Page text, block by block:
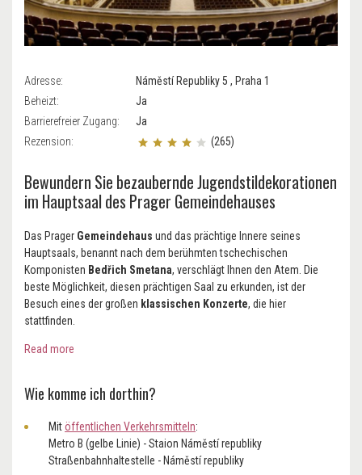
Adresse:
Náměstí Republiky 5 , Praha 1
Beheizt:
Ja
Barrierefreier Zugang:
Ja
Rezension:
(265)
Bewundern Sie bezaubernde Jugendstildekorationen
im Hauptsaal des Prager Gemeindehauses
Das Prager Gemeindehaus und das prächtige Innere seines
Hauptsaals, benannt nach dem berühmten tschechischen
Komponisten Bedřich Smetana, verschlägt Ihnen den Atem. Die
beste Möglichkeit, diesen prächtigen Saal zu erkunden, ist der
Besuch eines der großen klassischen Konzerte, die hier
stattfinden.
Read more
Wie komme ich dorthin?
Mitöffentlichen Verkehrsmitteln:
Metro B (gelbe Linie) - Staion Náměstí republiky
Straßenbahnhaltestelle - Náměstí republiky